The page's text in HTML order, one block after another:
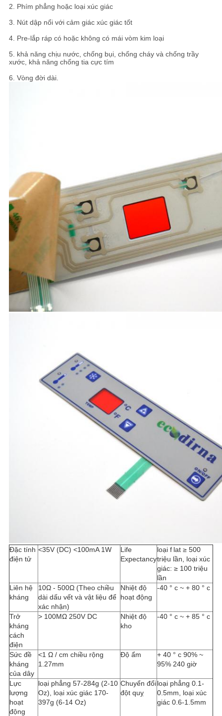
CHÍNH
SÁCH
BẢO
MẬT
2. Phím phẳng hoặc loại xúc giác
3. Nút dập nổi với cảm giác xúc giác tốt
4. Pre-lắp ráp có hoặc không có mái vòm kim loại
5. khả năng chịu nước, chống bụi, chống cháy và chống trầy
xước, khả năng chống tia cực tím
6. Vòng đời dài.
Đặc tính
điện tử
<35V (DC) <100mA 1W
Life
Expectancy
loại f lat ≥ 500
triệu lần, loại xúc
giác: ≥ 100 triệu
lần
Liên hệ
kháng
10Ω - 500Ω (Theo chiều
dài dấu vết và vật liệu để
xác nhận)
Nhiệt độ
hoạt động
-40 ° c ~ + 80 ° c
Trở
kháng
cách
điện
> 100MΩ 250V DC
Nhiệt độ
kho
-40 ° c ~ + 85 ° c
Sức đề
kháng
của dây
<1 Ω / cm chiều rộng
1.27mm
Độ ẩm
+ 40 ° c 90% ~
95% 240 giờ
Lực
lượng
hoạt
động
loại phẳng 57-284g (2-10
Oz), loại xúc giác 170-
397g (6-14 Oz)
Chuyển đổi
đột quỵ
loại phẳng 0.1-
0.5mm, loại xúc
giác 0.6-1.5mm